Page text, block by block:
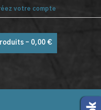
votre compte
- 0,00 €